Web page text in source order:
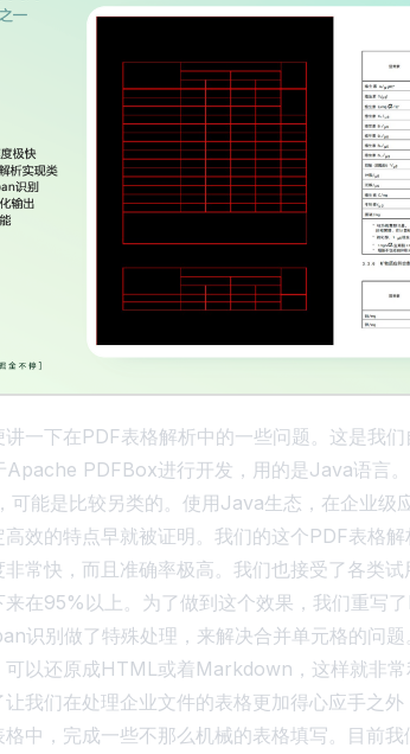
一下在PDF表格解析中的一些问题。这是我
Apache PDFBox进行开发，用的是Java语言
可能是比较另类的。使用Java生态，在企业级
效的特点早就被证明。我们的这个PDF表格
常快，而且准确率极高。我们也接受了各类
在95%以上。为了做到这个效果，我们重写
识别做了特殊处理，来解决合并单元格的问题
可以还原成HTML或着Markdown，这样就非
我们在处理企业文件的表格更加得心应手之
中，完成一些不那么机械的表格填写。目前